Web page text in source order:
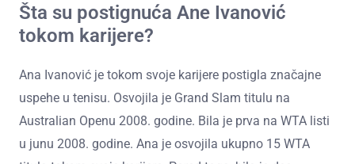
Šta su postignuća Ane Ivanović
tokom karijere?
Ana Ivanović je tokom svoje karijere postigla značajne
uspehe u tenisu. Osvojila je Grand Slam titulu na
Australian Openu 2008. godine. Bila je prva na WTA listi
u junu 2008. godine. Ana je osvojila ukupno 15 WTA